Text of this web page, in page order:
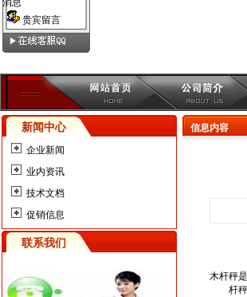
新闻中心
企业新闻
业内资讯
技术文档
促销信息
联系我们
信息内容
木杆秤是
杆秤
贵宾留言